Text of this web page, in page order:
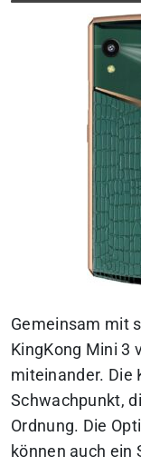
Gemeinsam mit
KingKong Mini 3
miteinander. Die
Schwachpunkt,
Ordnung. Die
können auch ein